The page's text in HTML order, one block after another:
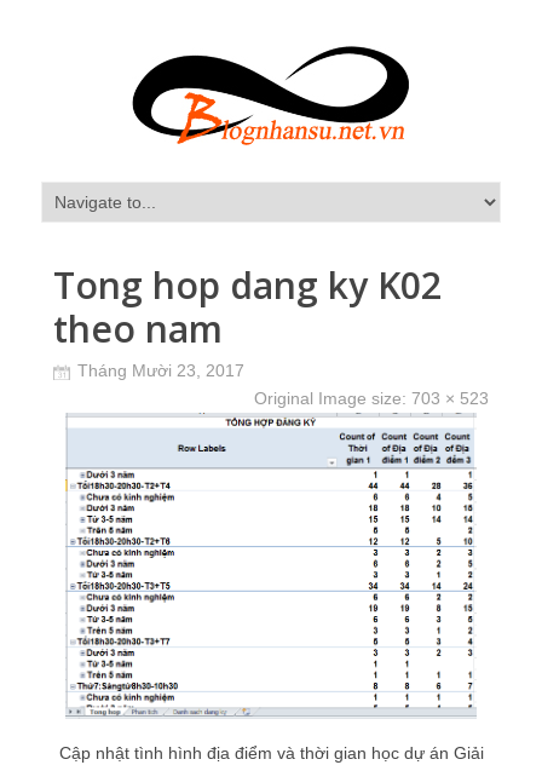
Tong hop dang ky K02
theo nam
Tháng Mười 23, 2017
Original Image size: 703 × 523
Cập nhật tình hình địa điểm và thời gian học dự án Giải